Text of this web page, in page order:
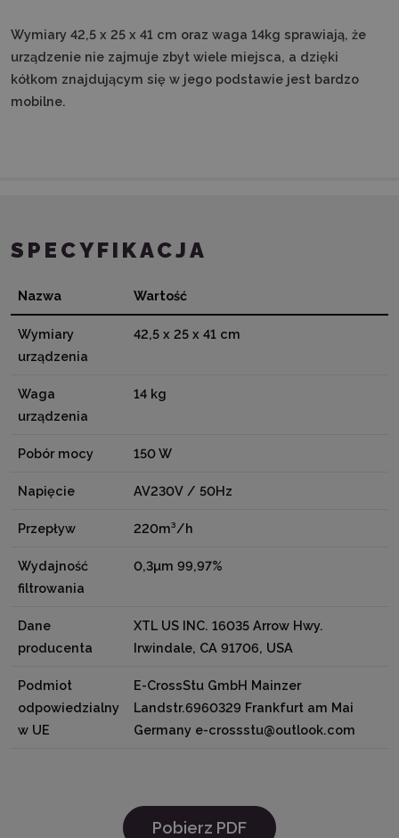
Wymiary 42,5 x 25 x 41 cm oraz waga 14kg sprawiają, że
urządzenie nie zajmuje zbyt wiele miejsca, a dzięki
kółkom znajdującym się w jego podstawie jest bardzo
mobilne.
SPECYFIKACJA
Nazwa Wartość
Wymiary
urządzenia
42,5 x 25 x 41 cm
Waga
urządzenia
14 kg
Pobór mocy 150 W
Napięcie AV230V / 50Hz
Przepływ 220m³/h
Wydajność
filtrowania
0,3µm 99,97%
Dane
producenta
XTL US INC. 16035 Arrow Hwy.
Irwindale, CA 91706, USA
Podmiot
odpowiedzialny
w UE
E-CrossStu GmbH Mainzer
Landstr.6960329 Frankfurt am Mai
Germany e-crossstu@outlook.com
Pobierz PDF